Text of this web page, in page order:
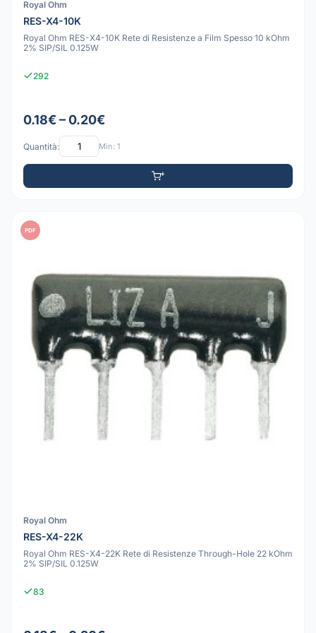
Royal Ohm
RES-X4-10K
Royal Ohm RES-X4-10K Rete di Resistenze a Film Spesso 10 kOhm
2% SIP/SIL 0.125W
292
0.18€ – 0.20€
Quantità: Min: 1
PDF
Royal Ohm
RES-X4-22K
Royal Ohm RES-X4-22K Rete di Resistenze Through-Hole 22 kOhm
2% SIP/SIL 0.125W
83